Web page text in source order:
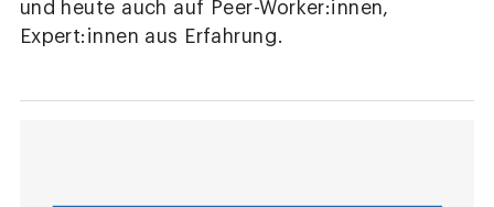
und heute auch auf Peer-Worker:innen,
Expert:innen aus Erfahrung.